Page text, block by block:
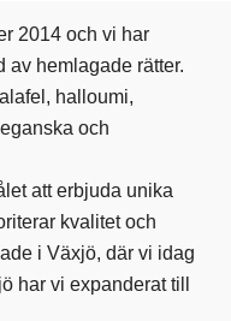
2014 och vi har
av hemlagade rätter.
halloumi,
och
att erbjuda unika
kvalitet och
i Växjö, där vi idag
har vi expanderat till